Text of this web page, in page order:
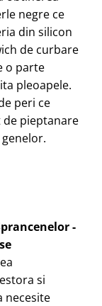
negre ce
din silicon
de curbare
o parte
pleoapele.
peri ce
pieptanare
-
si
necesite